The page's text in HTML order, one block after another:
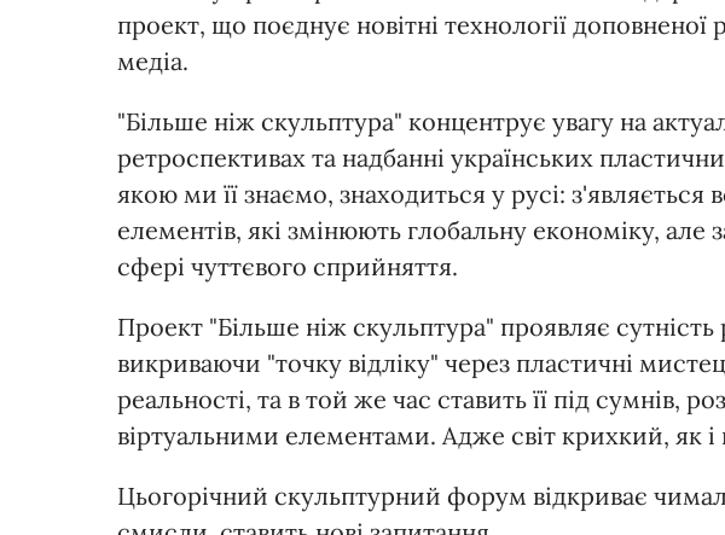
проект, що поєднує новітні технології доповненої
медіа.
"Більше ніж скульптура" концентрує увагу на
ретроспективах та надбанні українських
якою ми її знаємо, знаходиться у русі: з'являється
елементів, які змінюють глобальну економіку,
сфері чуттєвого сприйняття.
Проект "Більше ніж скульптура" проявляє сутність
викриваючи "точку відліку" через пластичні
реальності, та в той же час ставить її під сумнів,
віртуальними елементами. Адже світ крихкий, як і
Цьогорічний скульптурний форум відкриває